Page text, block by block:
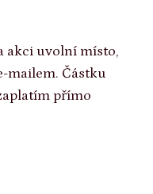
akci uvolní místo,
mailem. Částku
přímo